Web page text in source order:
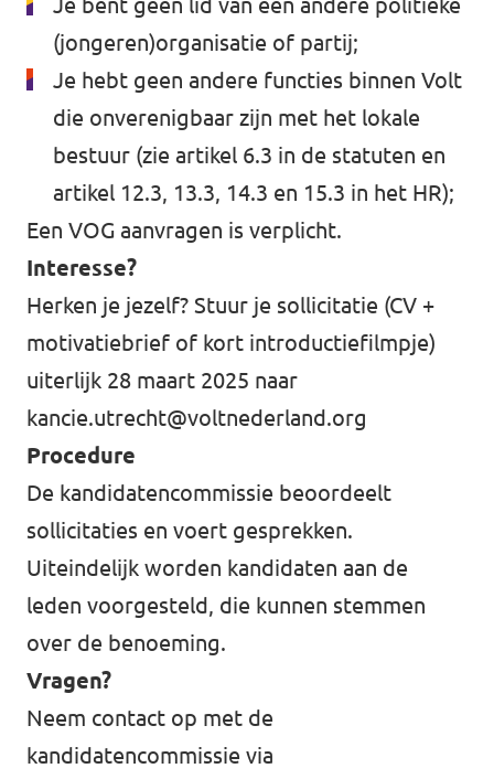
(jongeren)organisatie of partij;
Je hebt geen andere functies binnen Volt
die onverenigbaar zijn met het lokale
bestuur (zie artikel 6.3 in de statuten en
artikel 12.3, 13.3, 14.3 en 15.3 in het HR);
Een VOG aanvragen is verplicht.
Interesse?
Herken je jezelf? Stuur je sollicitatie (CV +
motivatiebrief of kort introductiefilmpje)
uiterlijk 28 maart 2025 naar
kancie.utrecht@voltnederland.org
Procedure
De kandidatencommissie beoordeelt
sollicitaties en voert gesprekken.
Uiteindelijk worden kandidaten aan de
leden voorgesteld, die kunnen stemmen
over de benoeming.
Vragen?
Neem contact op met de
kandidatencommissie via